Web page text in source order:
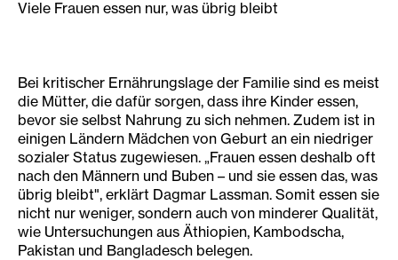
Viele Frauen essen nur, was übrig bleibt
Bei kritischer Ernährungslage der Familie sind es meist
die Mütter, die dafür sorgen, dass ihre Kinder essen,
bevor sie selbst Nahrung zu sich nehmen. Zudem ist in
einigen Ländern Mädchen von Geburt an ein niedriger
sozialer Status zugewiesen. „Frauen essen deshalb oft
nach den Männern und Buben – und sie essen das, was
übrig bleibt", erklärt Dagmar Lassman. Somit essen sie
nicht nur weniger, sondern auch von minderer Qualität,
wie Untersuchungen aus Äthiopien, Kambodscha,
Pakistan und Bangladesch belegen.